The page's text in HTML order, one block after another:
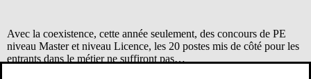
Avec la coexistence, cette année seulement, des concours de PE
niveau Master et niveau Licence, les 20 postes mis de côté pour les
entrants dans le métier ne suffiront pas…